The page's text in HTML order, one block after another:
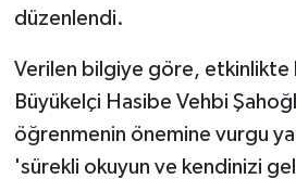
düzenlendi.
Verilen bilgiye göre, etkinlikte
Büyükelçi Hasibe Vehbi
öğrenmenin önemine vurgu
'sürekli okuyun ve kendinizi
MAGAZİN
Nöbetçi Eczaneler